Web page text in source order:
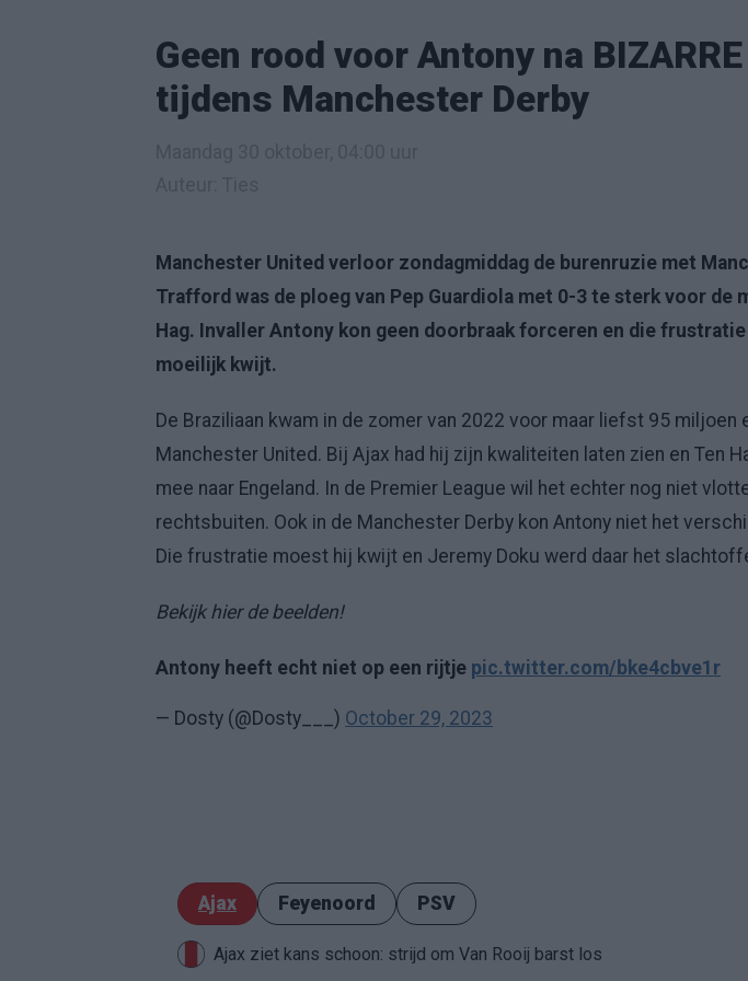
Geen rood voor Antony na
tijdens Manchester Derby
Manchester United verloor zondagmiddag de burenruzie met
Trafford was de ploeg van Pep Guardiola met 0-3 te sterk voor de
Hag. Invaller Antony kon geen doorbraak forceren en die
moeilijk kwijt.
De Braziliaan kwam in de zomer van 2022 voor maar liefst 95 miljoen
Manchester United. Bij Ajax had hij zijn kwaliteiten laten zien en Ten
mee naar Engeland. In de Premier League wil het echter nog niet
rechtsbuiten. Ook in de Manchester Derby kon Antony niet het
Die frustratie moest hij kwijt en Jeremy Doku werd daar het
Bekijk hier de beelden!
Antony heeft echt niet op een rijtje pic.twitter.com/bke4cbve1r
— Dosty (@Dosty___) October 29, 2023
Ajax Feyenoord PSV
Ajax ziet kans schoon: strijd om Van Rooij barst los